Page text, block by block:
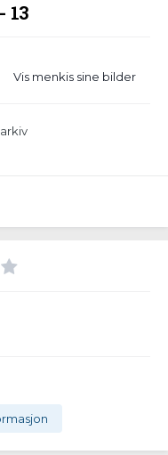
13
Vis menkis sine bilder